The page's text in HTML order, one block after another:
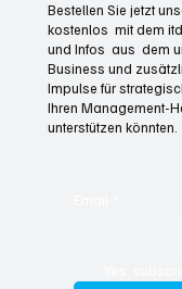
Bestellen Sie jetzt
kostenlos mit dem
und Infos aus dem
Business und
Impulse für
Ihren Management-
unterstützen könnten.